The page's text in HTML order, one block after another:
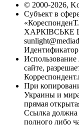
© 2000-2026,
Субъект в
ХАРКІВСЬКЕ
сайте,
При
Украины и
прямая
Ссылка должна
полного либо